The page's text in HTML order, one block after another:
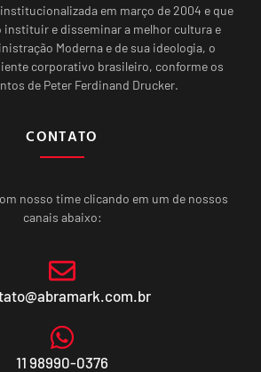
em março de 2004 e que
instituir e disseminar a melhor cultura e
Moderna e de sua ideologia, o
corporativo brasileiro, conforme os
de Peter Ferdinand Drucker.
CONTATO
nosso time clicando em um de nossos
canais abaixo:
11 98990-0376